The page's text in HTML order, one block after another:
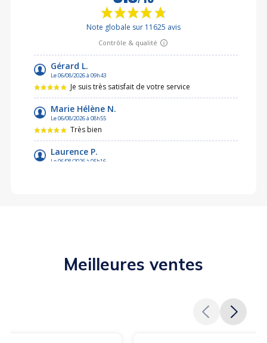
Meilleures ventes